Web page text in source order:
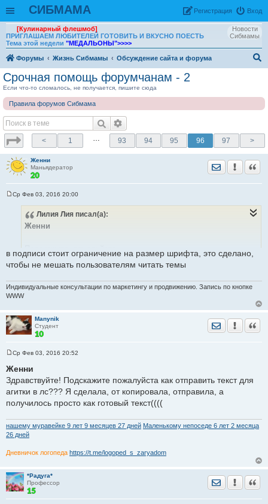
СИБМАМА Вход
Рeгиcтpaция
Новости
Сибмамы
[Кулинарный флешмоб]
ПРИГЛАШАЕМ ЛЮБИТЕЛЕЙ ГОТОВИТЬ И ВКУСНО ПОЕСТЬ
Тема этой недели "МЕДАЛЬОНЫ">>>>
Форумы Жизнь Сибмамы
Обсуждение сайта и форума
Срочная помощь форумчанам - 2
Если что-то сломалось, не получается, пишите сюда
Правила форумов Сибмама
< 1 … 93 94 95 96 97 >
Женни
Маньядератор
Отправить
е
Ср Фев 03, 2016 20:00
Лилия Лия писал(а):
Женни
Создаю подпись.
Сейчас я вижу саму подпись большим размером, а при
Почему? как исправить?
Нужности для дома и дачи (в
т.ч.пакеты, скотч
*Детские товары
в подписи стоит ограничение на размер шрифта, это сделано,
чтобы не мешать пользователям читать темы
Индивидуальные консультации по маркетингу и продвижению. Запись по кнопке
WWW
Manynik
Студент
Отправить
о
о
б
щ
е
н
Ср Фев 03, 2016 20:52
Женни
Здравствуйте! Подскажите пожалуйста как отправить текст для
агитки в лс??? Я сделала, от копировала, отправила, а
получилось просто как готовый текст((((
нашему муравейке 9 лет 9 месяцев 27 дней Маленькому непоседе 6 лет 2 месяца
26 дней
Дневничок логопеда https://t.me/logoped_s_zaryadom
*Радуга*
Профессор
Отправить